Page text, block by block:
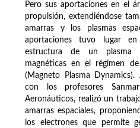
Pero sus aportaciones en el
propulsión, extendiéndose
amarras y los plasmas
aportaciones tuvo lugar
estructura de un plasma
magnéticas en el régimen
(Magneto Plasma
con los profesores
Aeronáuticos, realizó un
amarras espaciales,
los electrones que permite